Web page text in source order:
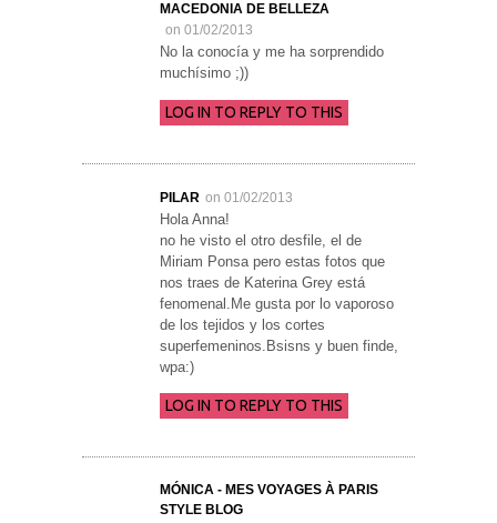
MACEDONIA DE BELLEZA
on 01/02/2013
No la conocía y me ha sorprendido
muchísimo ;))
LOG IN TO REPLY TO THIS
PILAR on 01/02/2013
Hola Anna!
no he visto el otro desfile, el de
Miriam Ponsa pero estas fotos que
nos traes de Katerina Grey está
fenomenal.Me gusta por lo vaporoso
de los tejidos y los cortes
superfemeninos.Bsisns y buen finde,
wpa:)
LOG IN TO REPLY TO THIS
MÓNICA - MES VOYAGES À PARIS
STYLE BLOG